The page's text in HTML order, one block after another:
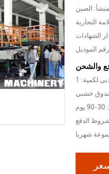
الصين
والشحن
لكمية: 1
خشبي